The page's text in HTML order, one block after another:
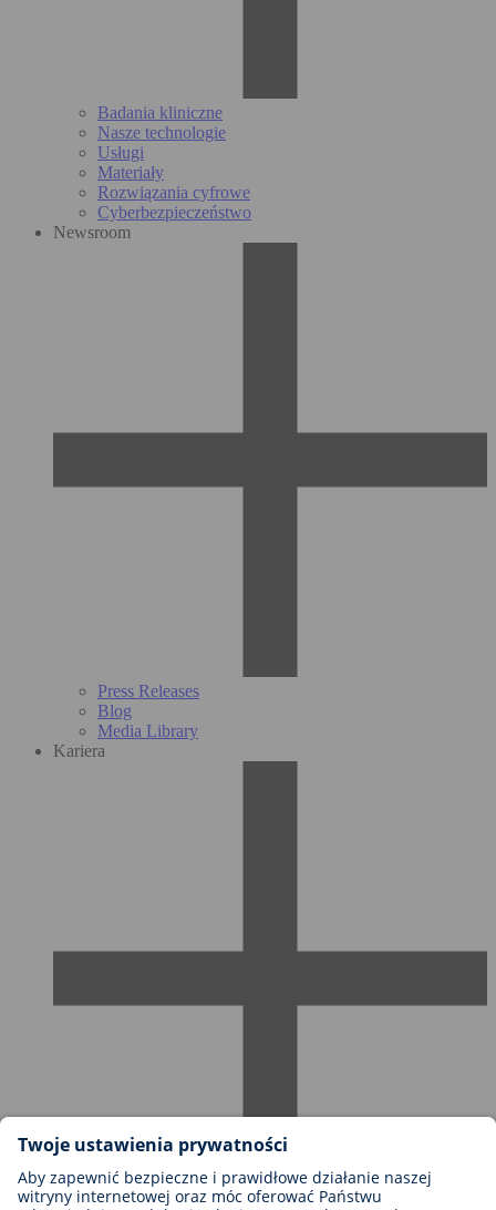
Badania kliniczne
Nasze technologie
Usługi
Materiały
Rozwiązania cyfrowe
Cyberbezpieczeństwo
Newsroom
Press Releases
Blog
Media Library
Kariera